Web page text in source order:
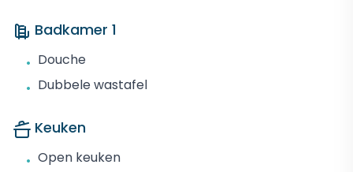
Badkamer 1
• Douche
• Dubbele wastafel
Keuken
• Open keuken